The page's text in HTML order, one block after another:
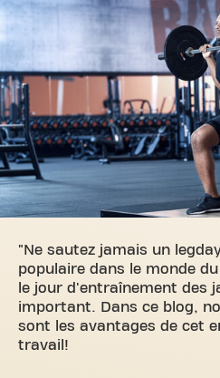
"Ne sautez jamais un
populaire dans le monde
le jour d'entraînement des
important. Dans ce blog,
sont les avantages de cet
travail!